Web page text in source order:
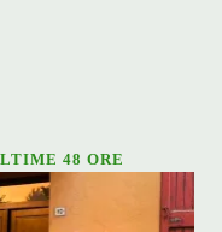
48 ORE